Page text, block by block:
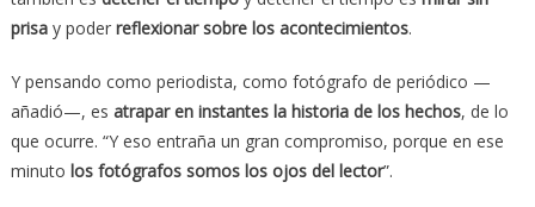
prisay poder reflexionar sobre los acontecimientos.
Y pensando como periodista, como fotógrafo de periódico —
añadió—, es atrapar en instantes la historia de los hechos, de lo
que ocurre. “Y eso entraña un gran compromiso, porque en ese
minuto los fotógrafos somos los ojos del lector”.